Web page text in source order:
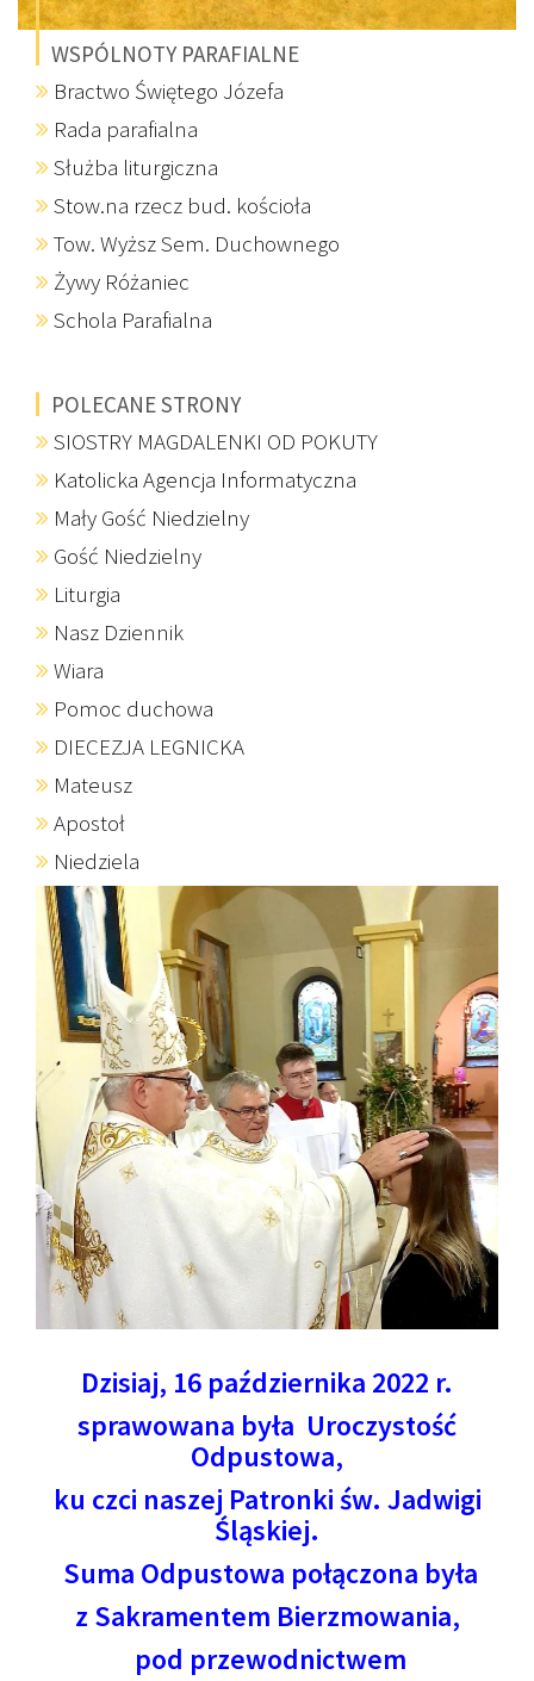
WSPÓLNOTY PARAFIALNE
Bractwo Świętego Józefa
Rada parafialna
Służba liturgiczna
Stow.na rzecz bud. kościoła
Tow. Wyższ Sem. Duchownego
Żywy Różaniec
Schola Parafialna
POLECANE STRONY
SIOSTRY MAGDALENKI OD POKUTY
Katolicka Agencja Informatyczna
Mały Gość Niedzielny
Gość Niedzielny
Liturgia
Nasz Dziennik
Wiara
Pomoc duchowa
DIECEZJA LEGNICKA
Mateusz
Apostoł
Niedziela
Dzisiaj, 16 października 2022 r.
sprawowana była Uroczystość
Odpustowa,
ku czci naszej Patronki św. Jadwigi
Śląskiej.
Suma Odpustowa połączona była
z Sakramentem Bierzmowania,
pod przewodnictwem